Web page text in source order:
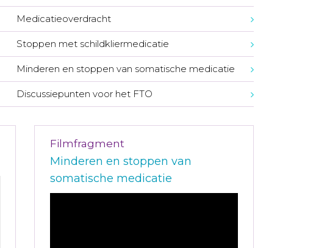
Medicatieoverdracht
Stoppen met schildkliermedicatie
Minderen en stoppen van somatische medicatie
Discussiepunten voor het FTO
Filmfragment
Minderen en stoppen van
somatische medicatie